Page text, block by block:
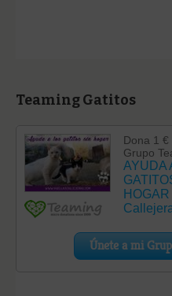
Teaming Gatitos